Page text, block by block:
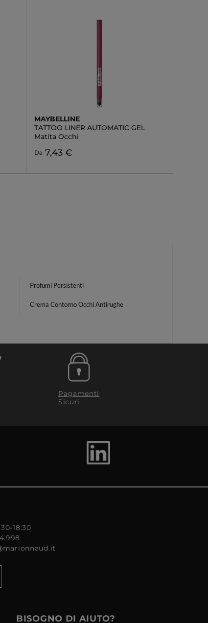
MAYBELLINE
TATTOO LINER AUTOMATIC GEL
Matita Occhi
Da 7,43 €
Profumi Persistenti
Crema Contorno Occhi Antirughe
Pagamenti
Sicuri
18:30
BISOGNO DI AIUTO?